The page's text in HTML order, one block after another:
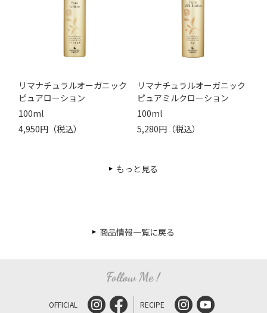
リマナチュラルオーガニック
ピュアローション
100ml
4,950円（税込）
リマナチュラルオーガニック
ピュアミルクローション
100ml
5,280円（税込）
もっと見る
商品情報一覧に戻る
OFFICIAL RECIPE